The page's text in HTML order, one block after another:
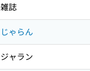
雑誌
じゃらん
ジャラン